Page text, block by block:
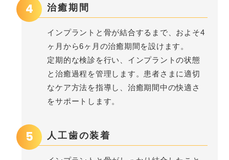
4 治癒期間
インプラントと骨が結合するまで、およそ4
ヶ月から6ヶ月の治癒期間を設けます。
定期的な検診を行い、インプラントの状態
と治癒過程を管理します。患者さまに適切
なケア方法を指導し、治癒期間中の快適さ
をサポートします。
5 人工歯の装着